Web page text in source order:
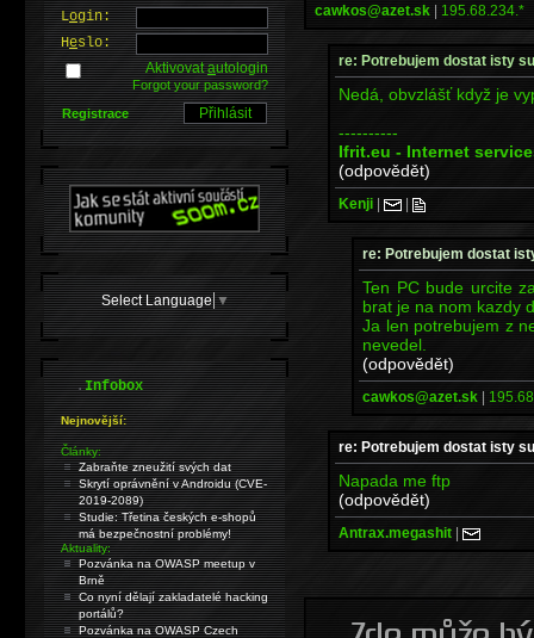
cawkos@azet.sk | 195.68.234.*
re: Potrebujem dostat isty
Nedá, obvzlášť když je
----------
Ifrit.eu - Internet
(odpovědět)
Kenji | |
re: Potrebujem dostat
Ten PC bude urcite
brat je na nom kazdy
Ja len potrebujem z
nevedel.
(odpovědět)
cawkos@azet.sk |
re: Potrebujem dostat isty
Napada me ftp
(odpovědět)
Antrax.megashit |
Login:
Heslo:
Aktivovatautologin
Forgot your password?
Registrace
Select Language ▼
.Infobox
Nejnovější:
Články:
Zabraňte zneužití svých dat
Skrytí oprávnění v Androidu (CVE-
2019-2089)
Studie: Třetina českých e-shopů
má bezpečnostní problémy!
Aktuality:
Pozvánka na OWASP meetup v
Brně
Co nyní dělají zakladatelé hacking
portálů?
Pozvánka na OWASP Czech